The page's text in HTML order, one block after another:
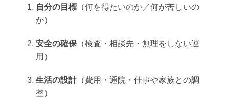
自分の目標（何を得たいのか／何が苦しいの
か）
安全の確保（検査・相談先・無理をしない運
用）
生活の設計（費用・通院・仕事や家族との調
整）